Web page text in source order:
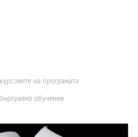
на програмата
обучение